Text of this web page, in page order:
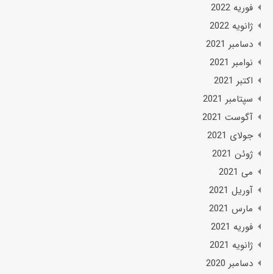
فوریه 2022
ژانویه 2022
دسامبر 2021
نوامبر 2021
اکتبر 2021
سپتامبر 2021
آگوست 2021
جولای 2021
ژوئن 2021
می 2021
آوریل 2021
مارس 2021
فوریه 2021
ژانویه 2021
دسامبر 2020